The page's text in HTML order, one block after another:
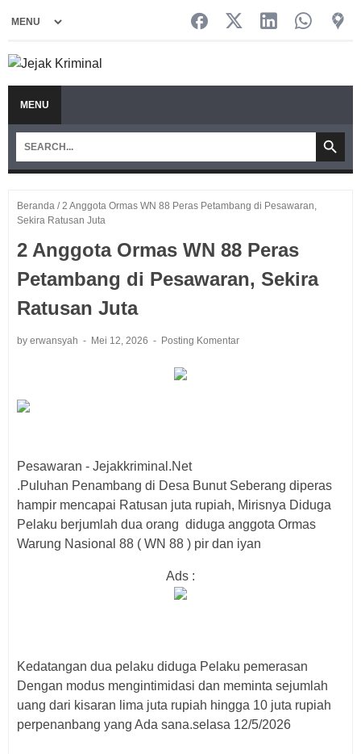
MENU
Beranda /2 Anggota Ormas WN 88 Peras Petambang di Pesawaran,
Sekira Ratusan Juta
2 Anggota Ormas WN 88 Peras
Petambang di Pesawaran, Sekira
Ratusan Juta
by erwansyah Mei 12, 2026 Posting Komentar
Pesawaran - Jejakkriminal.Net
.Puluhan Penambang di Desa Bunut Seberang diperas
hampir mencapai Ratusan juta rupiah, Mirisnya Diduga
Pelaku berjumlah dua orang diduga anggota Ormas
Warung Nasional 88 ( WN 88 ) pir dan iyan
Ads :
Kedatangan dua pelaku diduga Pelaku pemerasan
Dengan modus mengintimidasi dan meminta sejumlah
uang dari kisaran lima juta rupiah hingga 10 juta rupiah
perpenanbang yang Ada sana.selasa 12/5/2026